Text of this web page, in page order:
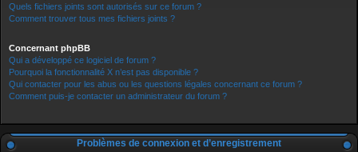
Quels fichiers joints sont autorisés sur ce forum ?
Comment trouver tous mes fichiers joints ?
Concernant phpBB
Qui a développé ce logiciel de forum ?
Pourquoi la fonctionnalité X n’est pas disponible ?
Qui contacter pour les abus ou les questions légales concernant ce forum ?
Comment puis-je contacter un administrateur du forum ?
Problèmes de connexion et d’enregistrement